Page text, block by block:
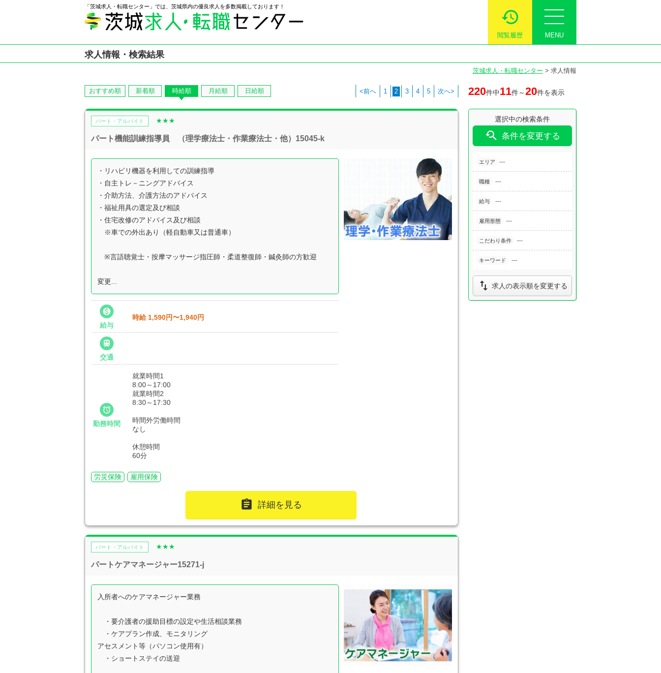
「茨城求人・転職センター」では、茨城県内の優良求人を多数掲載しております！
MENU
閲覧履歴
求人情報・検索結果
茨城求人・転職センター > 求人情報
220件中11件～20件を表示
おすすめ順 新着順 時給順 月給順 日給順 <前へ 1 2 3 4 5 次へ>
選択中の検索条件
 条件を変更する
エリア ---
職種 ---
給与 ---
雇用形態 ---
こだわり条件 ---
キーワード ---
 求人の表示順を変更する
パート・アルバイト ★★★
パート機能訓練指導員 （理学療法士・作業療法士・他）15045-k
・リハビリ機器を利用しての訓練指導
・自主トレ－ニングアドバイス
・介助方法、介護方法のアドバイス
・福祉用具の選定及び相談
・住宅改修のアドバイス及び相談
※車での外出あり（軽自動車又は普通車）
※言語聴覚士・按摩マッサージ指圧師・柔道整復師・鍼灸師の方歓迎
変更...

給与
時給 1,590円〜1,940円

交通

勤務時間
就業時間1
8:00～17:00
就業時間2
8:30～17:30
時間外労働時間
なし
休憩時間
60分
労災保険 雇用保険
 詳細を見る
パート・アルバイト ★★★
パートケアマネージャー15271-j
入所者へのケアマネージャー業務
・要介護者の援助目標の設定や生活相談業務
・ケアプラン作成、モニタリング
アセスメント等（パソコン使用有）
・ショートステイの送迎